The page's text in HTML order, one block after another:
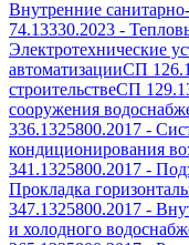
Внутренние
74.13330.2023 -
Электротехнические
автоматизацииСП
строительствеСП
сооружения
336.1325800.2017 -
кондиционирования
341.1325800.2017 -
Прокладка
347.1325800.2017 -
и холодного